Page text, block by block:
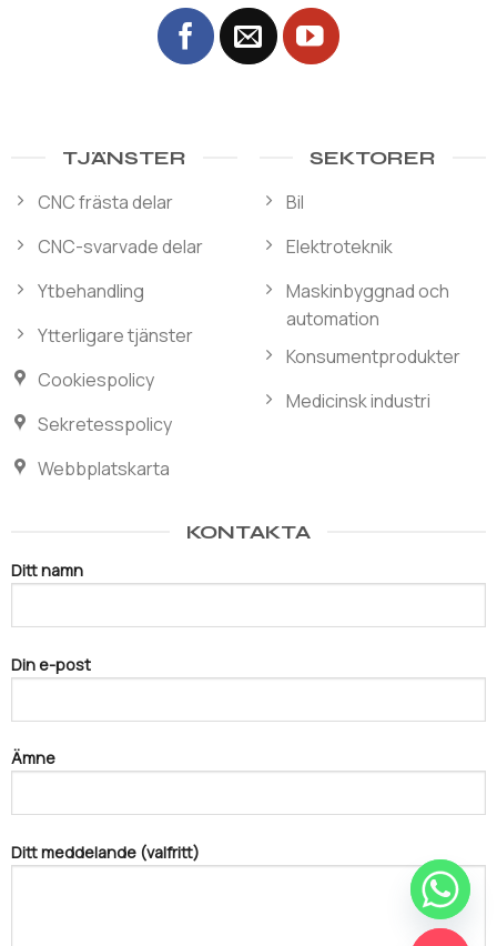
TJÄNSTER
CNC frästa delar
CNC-svarvade delar
Ytbehandling
Ytterligare tjänster
Cookiespolicy
Sekretesspolicy
Webbplatskarta
SEKTORER
Bil
Elektroteknik
Maskinbyggnad och
automation
Konsumentprodukter
Medicinsk industri
KONTAKTA
Ditt namn
Din e-post
Ämne
Ditt meddelande (valfritt)
CHATY